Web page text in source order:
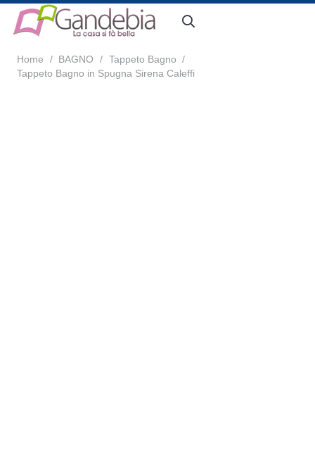
Home / BAGNO / Tappeto Bagno /
Tappeto Bagno in Spugna Sirena Caleffi